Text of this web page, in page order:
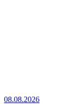
08.08.2026